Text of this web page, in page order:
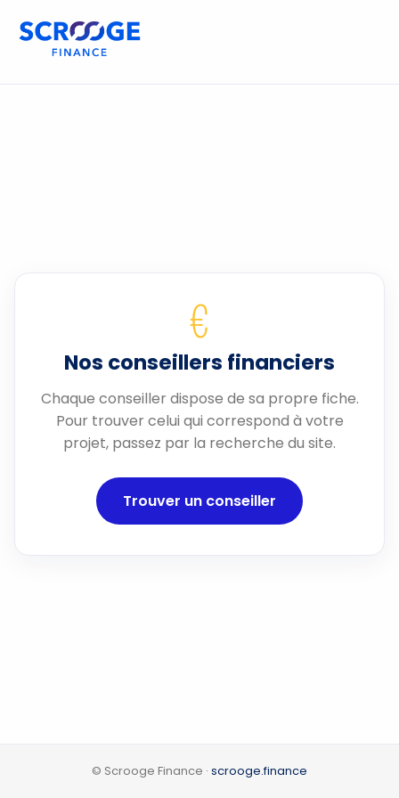
€
Nos conseillers financiers
Chaque conseiller dispose de sa propre fiche.
Pour trouver celui qui correspond à votre
projet, passez par la recherche du site.
Trouver un conseiller
© Scrooge Finance · scrooge.finance